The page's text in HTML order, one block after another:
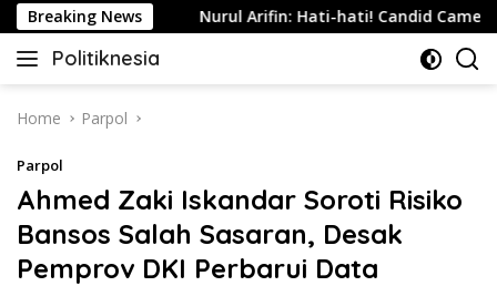
Skip
to
content
Breaking News Nurul Arifin: Hati-hati! Candid Camera
Politiknesia
Politiknesia.com
Home Parpol
Parpol
Ahmed Zaki Iskandar Soroti Risiko
Bansos Salah Sasaran, Desak
Pemprov DKI Perbarui Data